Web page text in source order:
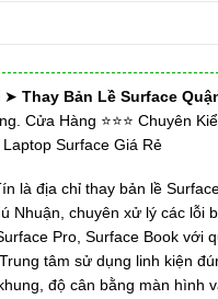
➤ Thay Bản Lề Surface
Cửa Hàng ⭐⭐⭐ Chuyên
Surface Giá Rẻ
là địa chỉ thay bản lề
Nhuận, chuyên xử lý các lỗi
Pro, Surface Book với
tâm sử dụng linh kiện
độ cân bằng màn hình